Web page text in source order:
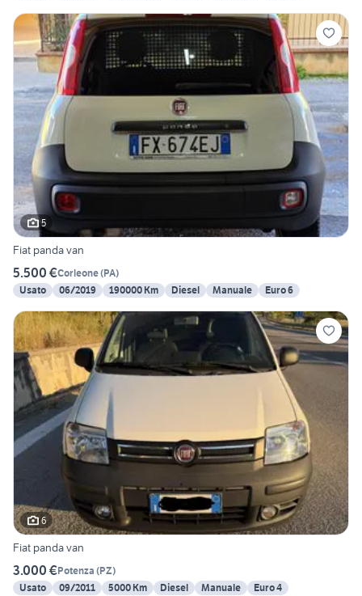
5
Fiat panda van
5.500 €Corleone(PA)
Usato
06/2019 190000 Km Diesel Manuale Euro 6
6
Fiat panda van
3.000 €Potenza (PZ)
Usato
09/2011 5000 Km Diesel Manuale Euro 4